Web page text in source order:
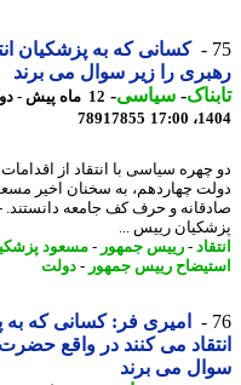
کسانی که به پزشکیان
را زیر سوال می برند
-سیاسی-
78917855
سیاسی با انتقاد از اقدامات
چهاردهم، به سخنان اخیر مسعود
و حرف کف جامعه دانستند. - به
رییس ...
-رییس جمهور-مسعود پزشکیان-
رییس جمهور-دولت
امیری فر: کسانی که به
می کنند در واقع حضرت آقا
می برند